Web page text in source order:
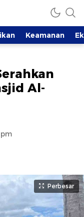
Keamanan
Al-
Perbesar